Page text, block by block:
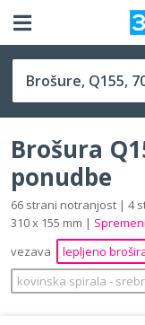
Q155 (155 x 155
Brošura
ponudbe
66 strani notranjost | 4
310 x 155 mm | Spremeni
vezava
lepljeno
kovinska spirala ‐